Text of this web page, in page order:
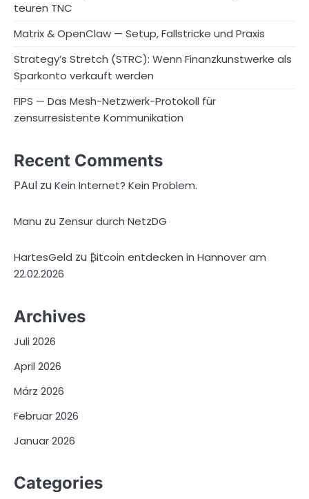
teuren TNC
Matrix & OpenClaw — Setup, Fallstricke und Praxis
Strategy’s Stretch (STRC): Wenn Finanzkunstwerke als
Sparkonto verkauft werden
FIPS — Das Mesh-Netzwerk-Protokoll für
zensurresistente Kommunikation
Recent Comments
PAul zuKein Internet? Kein Problem.
Manu zu Zensur durch NetzDG
HartesGeld zu ₿itcoin entdecken in Hannover am
22.02.2026
Archives
Juli 2026
April 2026
März 2026
Februar 2026
Januar 2026
Categories